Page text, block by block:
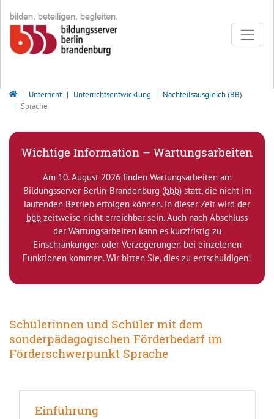
Bildungsserver Berlin - Brandenburg
Unterricht Unterrichtsentwicklung
Nachteilsausgleich (BB)
Sprache
Wichtige Information – Wartungsarbeiten
Am 10. August 2026 finden Wartungsarbeiten am
Bildungsserver Berlin-Brandenburg (bbb) statt, die nicht im
laufenden Betrieb erfolgen können. In dieser Zeit wird der
bbb zeitweise nicht erreichbar sein. Auch nach Abschluss
der Wartungsarbeiten kann es kurzfristig zu
Einschränkungen oder Verzögerungen bei einzelenen
Funktionen kommen. Wir bitten Sie, dies zu entschuldigen!
Schülerinnen und Schüler mit dem
sonderpädagogischen Förderbedarf im
Förderschwerpunkt Sprache
Einführung